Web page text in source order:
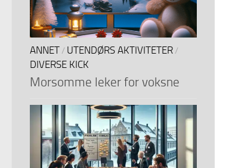
ANNET / UTENDØRS AKTIVITETER /
DIVERSE KICK
Morsomme leker for voksne